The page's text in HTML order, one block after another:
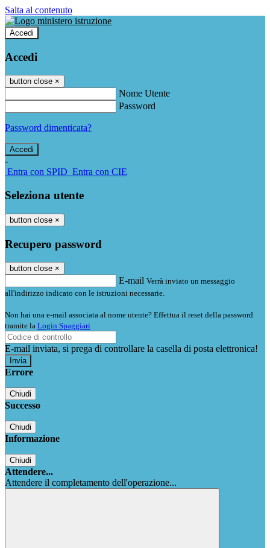
Salta al contenuto
Accedi
Accedi
button close ×
Nome Utente
Password
Password dimenticata?
-
Entra con SPID Entra con CIE
Seleziona utente
button close ×
Recupero password
button close ×
E-mail Verrà inviato un messaggio
all'indirizzo indicato con le istruzioni necessarie.
Non hai una e-mail associata al nome utente? Effettua il reset della password
tramite la Login Spaggiari
E-mail inviata, si prega di controllare la casella di posta elettronica!
Errore
Chiudi
Successo
Chiudi
Informazione
Chiudi
Attendere...
Attendere il completamento dell'operazione...